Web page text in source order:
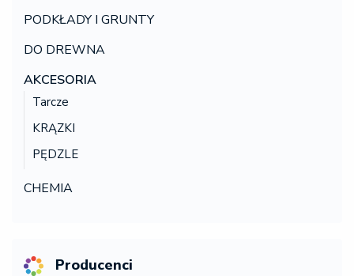
PODKŁADY I GRUNTY
DO DREWNA
AKCESORIA
Tarcze
KRĄZKI
PĘDZLE
CHEMIA
Producenci